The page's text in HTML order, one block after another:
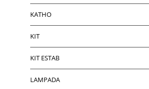
KATHO
KIT
KIT ESTAB
LAMPADA